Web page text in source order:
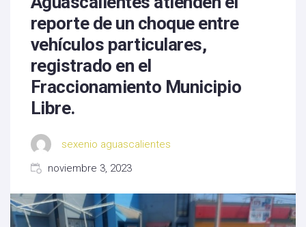
reporte de un choque entre
vehículos particulares,
registrado en el
Fraccionamiento Municipio
Libre.
sexenio aguascalientes
noviembre 3, 2023